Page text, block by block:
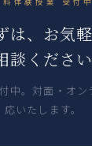
は、お気
談ください
中。対面・オン
応いたします。